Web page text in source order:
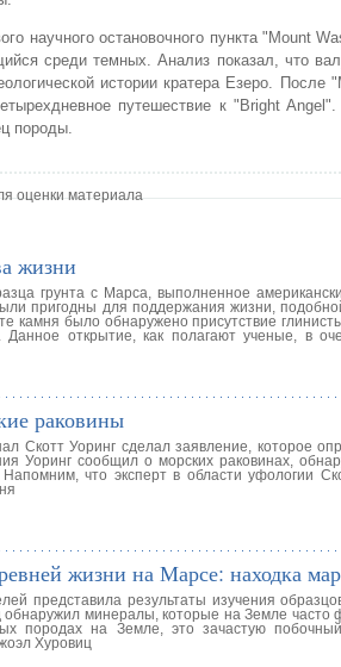
научного остановочного пункта "Mount
среди темных. Анализ показал, что
истории кратера Езеро. После
путешествие к "Bright
породы.
оценки материала
жизни
грунта с Марса, выполненное
пригодны для поддержания жизни,
камня было обнаружено присутствие
открытие, как полагают ученые, в
раковины
Скотт Уоринг сделал заявление, которое
Уоринг сообщил о морских раковинах,
что эксперт в области уфологии
жизни на Марсе: находка
представила результаты изучения
минералы, которые на Земле часто
породах на Земле, это зачастую
Хуровиц